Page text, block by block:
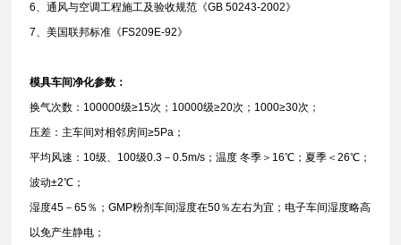
6、通风与空调工程施工及验收规范《GB 50243-2002》
7、美国联邦标准《FS209E-92》
模具车间净化参数：
换气次数：100000级≥15次；10000级≥20次；1000≥30次；
压差：主车间对相邻房间≥5Pa；
平均风速：10级、100级0.3－0.5m/s；温度 冬季＞16℃；夏季＜26℃；
波动±2℃；
湿度45－65％；GMP粉剂车间湿度在50％左右为宜；电子车间湿度略高
以免产生静电；